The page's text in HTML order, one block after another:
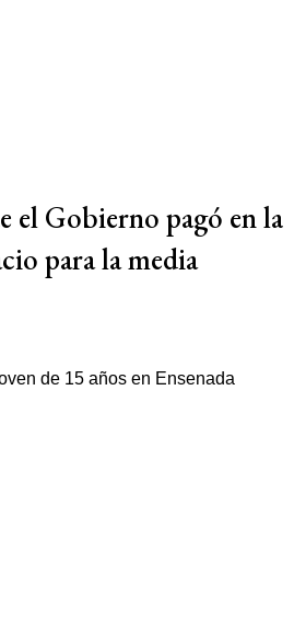
el Gobierno pagó en la
para la media